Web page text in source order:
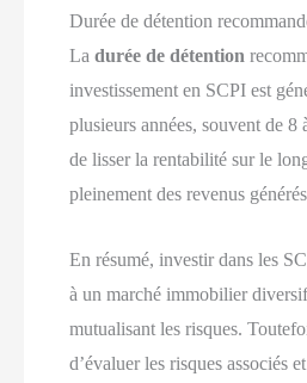
Durée de détention
Ladurée de détention
investissement en SCPI est
plusieurs années, souvent de 8
de lisser la rentabilité sur le
pleinement des revenus
En résumé, investir dans les
à un marché immobilier
mutualisant les risques.
d’évaluer les risques associés